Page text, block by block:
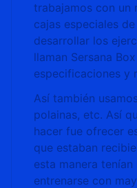
trabajamos con un
cajas especiales
desarrollar los
llaman Sersana
especificaciones y
Así también
polainas, etc. Así
hacer fue ofrecer
que estaban
esta manera
entrenarse con